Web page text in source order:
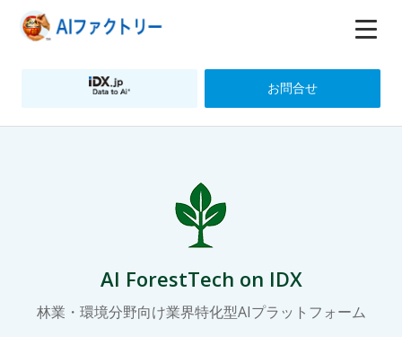
お問合せ
AI ForestTech on IDX
林業・環境分野向け業界特化型AIプラットフォーム